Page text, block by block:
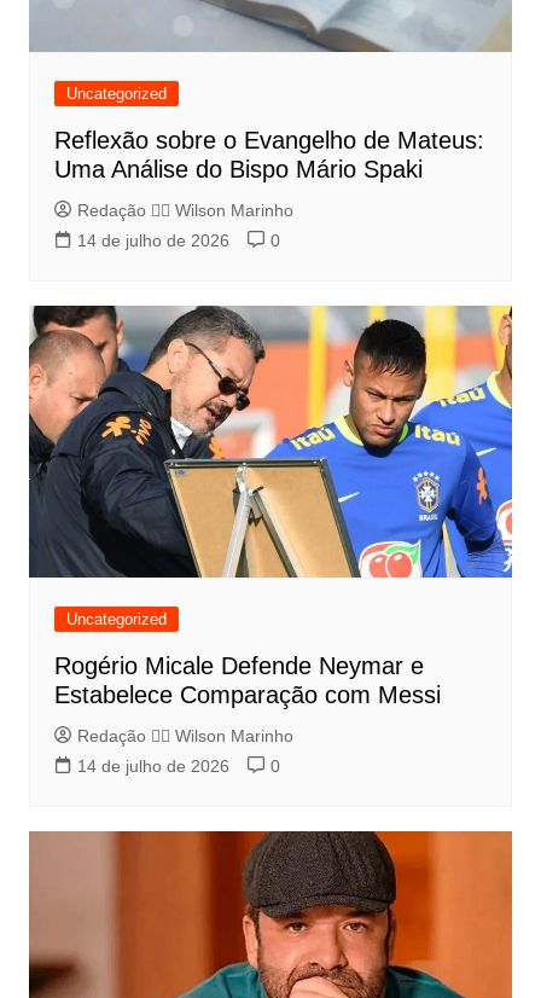
Uncategorized
Reflexão sobre o Evangelho de Mateus:
Uma Análise do Bispo Mário Spaki
Redação 👨‍⚖️​ Wilson Marinho
14 de julho de 2026
0
Uncategorized
Rogério Micale Defende Neymar e
Estabelece Comparação com Messi
Redação 👨‍⚖️​ Wilson Marinho
14 de julho de 2026
0